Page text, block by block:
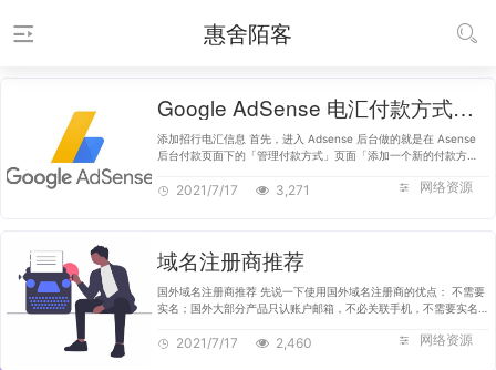
惠舍陌客
Google AdSense 电汇付款方式首选招商银行一卡通！
添加招行电汇信息 首先，进入 Adsense 后台做的就是在 Asense
后台付款页面下的「管理付款方式」页面「添加一个新的付款方
——添加付款方式，选择添加电汇…
网络资源
2021/7/17 3,271
域名注册商推荐
国外域名注册商推荐 先说一下使用国外域名注册商的优点： 不需要
实名；国外大部分产品只认账户邮箱，不必关联手机，不需要实名信
少，许多域名注册商…
网络资源
2021/7/17 2,460